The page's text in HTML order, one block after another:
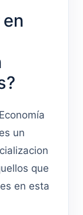
un
que
en esta